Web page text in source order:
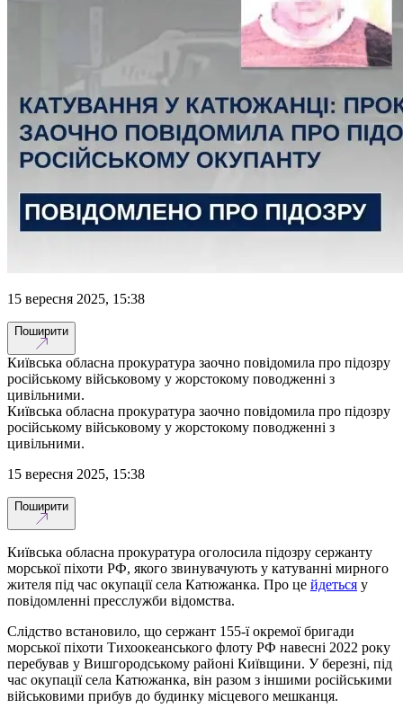
15 вересня 2025, 15:38
Поширити
Київська обласна прокуратура заочно повідомила про підозру
російському військовому у жорстокому поводженні з
цивільними.
Київська обласна прокуратура заочно повідомила про підозру
російському військовому у жорстокому поводженні з
цивільними.
15 вересня 2025, 15:38
Поширити
Київська обласна прокуратура оголосила підозру сержанту
морської піхоти РФ, якого звинувачують у катуванні мирного
жителя під час окупації села Катюжанка. Про це йдеться у
повідомленні пресслужби відомства.
Слідство встановило, що сержант 155-ї окремої бригади
морської піхоти Тихоокеанського флоту РФ навесні 2022 року
перебував у Вишгородському районі Київщини. У березні, під
час окупації села Катюжанка, він разом з іншими російськими
військовими прибув до будинку місцевого мешканця.